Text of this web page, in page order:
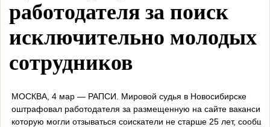
работодателя за поиск
исключительно молодых
сотрудников
МОСКВА, 4 мар — РАПСИ. Мировой судья в Новосибирске
оштрафовал работодателя за размещенную на сайте
которую могли отзываться соискатели не старше 25 лет,